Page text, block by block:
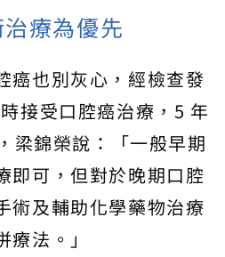
療為優先
癌也別灰心，經檢查發
接受口腔癌治療，5 年
梁錦榮說：「一般早期
即可，但對於晚期口腔
術及輔助化學藥物治療
法。」